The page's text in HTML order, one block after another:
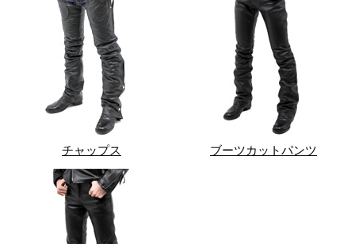
チャップス ブーツカットパンツ